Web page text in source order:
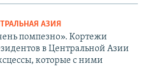
АЗИЯ
помпезно». Кортежи
в Центральной Азии
которые с ними